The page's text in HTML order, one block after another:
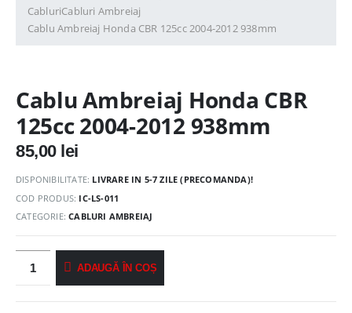
CabluriCabluri Ambreiaj
Cablu Ambreiaj Honda CBR 125cc 2004-2012 938mm
Cablu Ambreiaj Honda CBR
125cc 2004-2012 938mm
85,00 lei
DISPONIBILITATE: LIVRARE IN 5-7 ZILE (PRECOMANDA)!
COD PRODUS: IC-LS-011
CATEGORIE:CABLURI AMBREIAJ
ADAUGĂ ÎN COȘ